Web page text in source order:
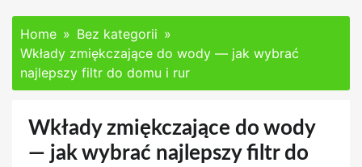
Home
Bez kategorii
Wkłady zmiękczające do wody — jak wybrać
najlepszy filtr do domu i rur
Wkłady zmiękczające do wody
— jak wybrać najlepszy filtr do